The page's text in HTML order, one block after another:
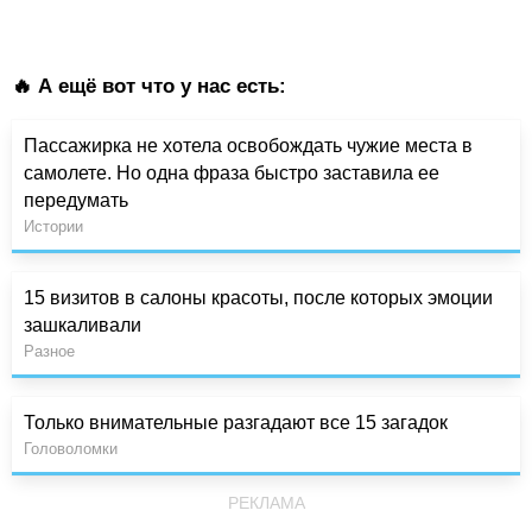
🔥 А ещё вот что у нас есть:
Пассажирка не хотела освобождать чужие места в
самолете. Но одна фраза быстро заставила ее
передумать
Истории
15 визитов в салоны красоты, после которых эмоции
зашкаливали
Разное
Только внимательные разгадают все 15 загадок
Головоломки
РЕКЛАМА